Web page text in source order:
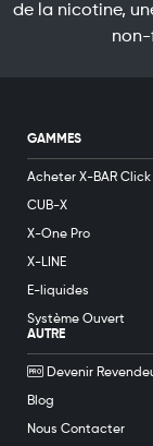
de la nicotine,
non-
GAMMES
Acheter X-BAR Click
CUB-X
X-One Pro
X-LINE
E-liquides
Système Ouvert
AUTRE
Devenir
Blog
Nous Contacter